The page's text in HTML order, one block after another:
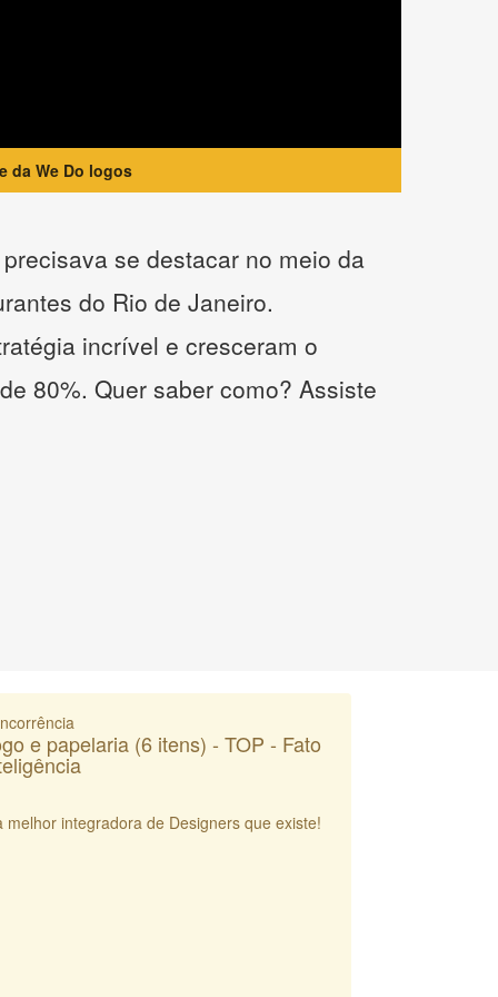
da We Do logos
se destacar no meio da
do Rio de Janeiro.
incrível e cresceram o
80%. Quer saber como? Assiste
e papelaria (6 itens) - TOP - Fato
melhor integradora de Designers que existe!